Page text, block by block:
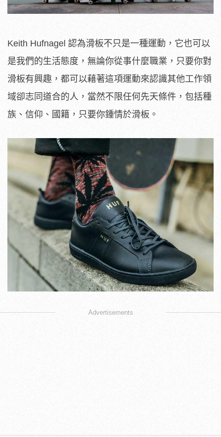
Keith Hufnagel 認為滑板不只是一種運動，它也可以
是我們的生活態度，無論你從事什麼職業，只要你對
滑板有興趣，都可以藉著這項運動來認識其他工作領
域卻志同道合的人，當然不限任何先天條件，包括種
族、信仰、國籍，只要你鍾情於滑板。
Advertisements